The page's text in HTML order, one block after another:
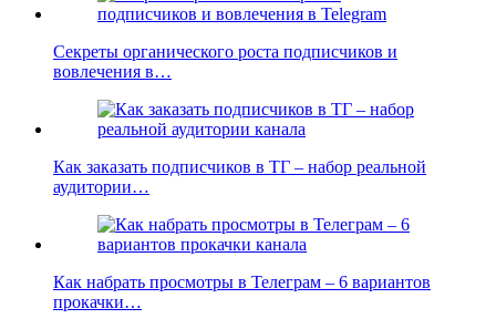
Секреты органического роста подписчиков и
вовлечения в…
Как заказать подписчиков в ТГ – набор реальной
аудитории…
Как набрать просмотры в Телеграм – 6 вариантов
прокачки…